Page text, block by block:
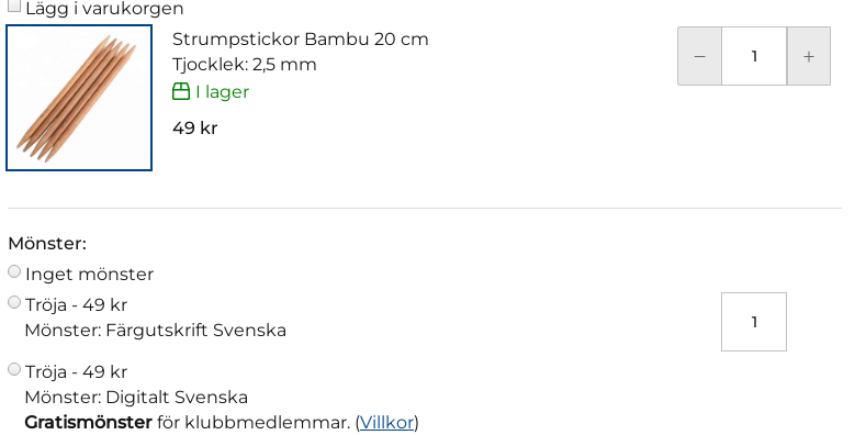
Lägg i varukorgen
Strumpstickor Bambu 20 cm
Tjocklek: 2,5 mm
I lager
49 kr
Mönster:
Inget mönster
Tröja - 49 kr
Mönster: Färgutskrift Svenska
Tröja - 49 kr
Mönster: Digitalt Svenska
Gratismönster för klubbmedlemmar. (Villkor)